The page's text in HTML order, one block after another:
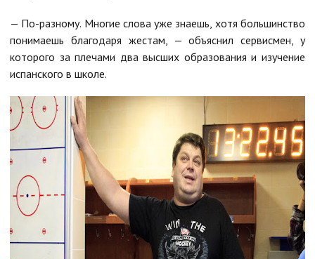
— По-разному. Многие слова уже знаешь, хотя большинство
понимаешь благодаря жестам, — объяснил сервисмен, у
которого за плечами два высших образования и изучение
испанского в школе.